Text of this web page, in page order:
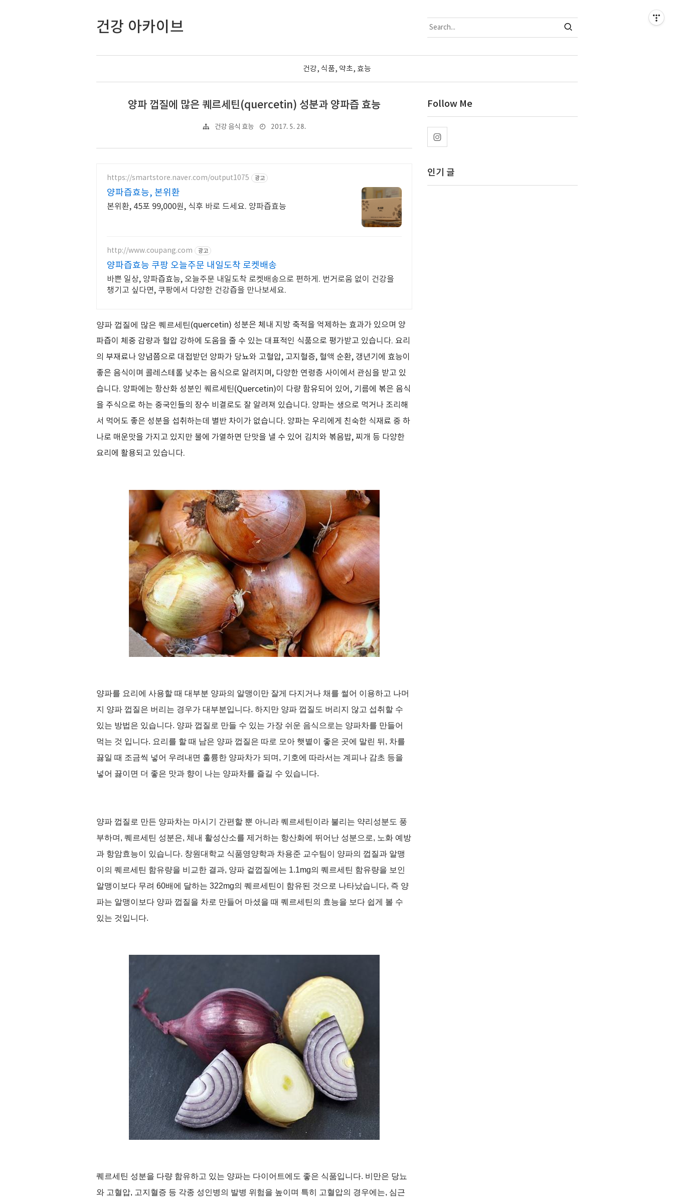
건강 아카이브
건강, 식품, 약초, 효능
양파 껍질에 많은 퀘르세틴(quercetin) 성분과 양파즙 효능
건강 음식 효능 2017. 5. 28.
https://smartstore.naver.com/output1075 광고
양파즙효능, 본위환
본위환, 45포 99,000원, 식후 바로 드세요. 양파즙효능
http://www.coupang.com 광고
양파즙효능 쿠팡 오늘주문 내일도착 로켓배송
바쁜 일상, 양파즙효능, 오늘주문 내일도착 로켓배송으로 편하게. 번거로움 없이 건강을
챙기고 싶다면, 쿠팡에서 다양한 건강즙을 만나보세요.
양파 껍질에 많은 퀘르세틴(quercetin) 성분은 체내 지방 축적을 억제하는 효과가 있으며 양
파즙이 체중 감량과 혈압 강하에 도움을 줄 수 있는 대표적인 식품으로 평가받고 있습니다. 요리
의 부재료나 양념쯤으로 대접받던 양파가 당뇨와 고혈압, 고지혈증, 혈액 순환, 갱년기에 효능이
좋은 음식이며 콜레스테롤 낮추는 음식으로 알려지며 , 다양한 연령층 사이에서 관심을 받고 있
습니다. 양파에는 항산화 성분인 퀘르세틴(Quercetin)이 다량 함유되어 있어 , 기름에 볶은 음식
을 주식으로 하는 중국인들의 장수 비결로도 잘 알려져 있습니다. 양파는 생으로 먹거나 조리해
서 먹어도 좋은 성분을 섭취하는데 별반 차이가 없습니다. 양파는 우리에게 친숙한 식재료 중 하
나로 매운맛을 가지고 있지만 불에 가열하면 단맛을 낼 수 있어 김치와 볶음밥, 찌개 등 다양한
요리에 활용되고 있습니다.
양파를 요리에 사용할 때 대부분 양파의 알맹이만 잘게 다지거나 채를 썰어 이용하고 나머
지 양파 껍질은 버리는 경우가 대부분입니다. 하지만 양파 껍질도 버리지 않고 섭취할 수
있는 방법은 있습니다. 양파 껍질로 만들 수 있는 가장 쉬운 음식으로는 양파차를 만들어
먹는 것 입니다. 요리를 할 때 남은 양파 껍질은 따로 모아 햇볕이 좋은 곳에 말린 뒤 , 차를
끓일 때 조금씩 넣어 우려내면 훌륭한 양파차가 되며 , 기호에 따라서는 계피나 감초 등을
넣어 끓이면 더 좋은 맛과 향이 나는 양파차를 즐길 수 있습니다.
양파 껍질로 만든 양파차는 마시기 간편할 뿐 아니라 퀘르세틴이라 불리는 약리성분도 풍
부하며 , 퀘르세틴 성분은, 체내 활성산소를 제거하는 항산화에 뛰어난 성분으로, 노화 예방
과 항암효능이 있습니다. 창원대학교 식품영양학과 차용준 교수팀이 양파의 껍질과 알맹
이의 퀘르세틴 함유량을 비교한 결과, 양파 겉껍질에는 1.1mg의 퀘르세틴 함유량을 보인
알맹이보다 무려 60배에 달하는 322mg의 퀘르세틴이 함유된 것으로 나타났습니다, 즉 양
파는 알맹이보다 양파 껍질을 차로 만들어 마셨을 때 퀘르세틴의 효능을 보다 쉽게 볼 수
있는 것입니다.
퀘르세틴 성분을 다량 함유하고 있는 양파는 다이어트에도 좋은 식품입니다. 비만은 당뇨
와 고혈압, 고지혈증 등 각종 성인병의 발병 위험을 높이며 특히 고혈압의 경우에는, 심근
Follow Me
인기 글